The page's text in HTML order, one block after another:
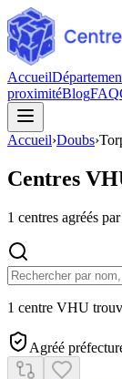
Accueil
proximitéBlogFAQ
Accueil›Doubs›
Centres
1 centres agréés
1 centre VHU
Agréé